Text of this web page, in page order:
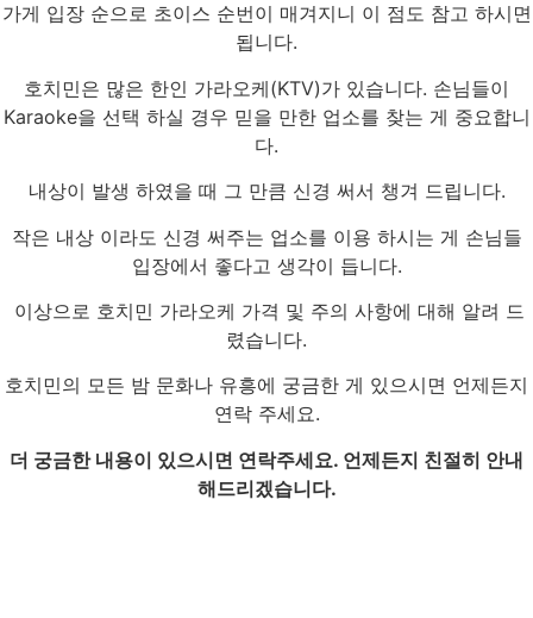
가게 입장 순으로 초이스 순번이 매겨지니 이 점도 참고 하시면
됩니다.
호치민은 많은 한인 가라오케(KTV)가 있습니다. 손님들이
Karaoke을 선택 하실 경우 믿을 만한 업소를 찾는 게 중요합니
다.
내상이 발생 하였을 때 그 만큼 신경 써서 챙겨 드립니다.
작은 내상 이라도 신경 써주는 업소를 이용 하시는 게 손님들
입장에서 좋다고 생각이 듭니다.
이상으로 호치민 가라오케 가격 및 주의 사항에 대해 알려 드
렸습니다.
호치민의 모든 밤 문화나 유흥에 궁금한 게 있으시면 언제든지
연락 주세요.
더 궁금한 내용이 있으시면 연락주세요. 언제든지 친절히 안내
해드리겠습니다.